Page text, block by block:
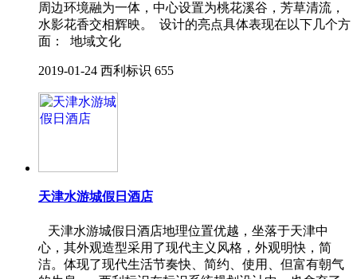
周边环境融为一体，中心设置为桃花溪谷，芳草清流，
水影花香交相辉映。 设计的亮点具体表现在以下几个方
面： 地域文化
2019-01-24 西利标识 655
天津水游城假日酒店
天津水游城假日酒店地理位置优越，坐落于天津中
心，其外观造型采用了现代主义风格，外观明快，简
洁。体现了现代生活节奏快、简约、使用、但富有朝气